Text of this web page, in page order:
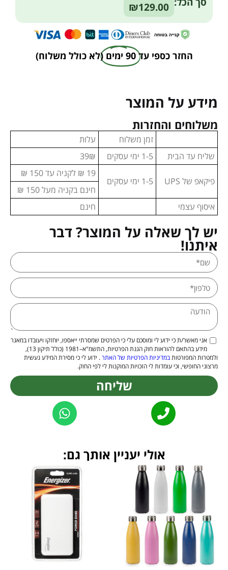
₪129.00
החזר כספי עד 90 ימים (לא כולל משלוח)
מידע על המוצר
משלוחים והחזרות
זמן משלוח
עלות
שליח עד הבית
1-5 ימי עסקים 39₪
פיקאפ של UPS 1-5 ימי עסקים
19 ₪ לקניה עד 150 ₪
חינם בקניה מעל 150 ₪
איסוף עצמי
חינם
יש לך שאלה על המוצר? דבר
איתנו!
אני מאשר/ת כי ידוע לי ומוסכם עלי כי הפרטים שמסרתי ייאספו, יוחזקו ויעובדו במאגר
מידע בהתאם להוראות חוק הגנת הפרטיות, התשמ"א–1981 (כולל תיקון 13),
ולמטרות המפורטותבמדיניות הפרטיות של האתר. ידוע לי כי מסירת המידע נעשית
מרצוני החופשי, וכי עומדות לי הזכויות המוקנות לי לפי החוק.
שליחה
אולי יעניין אותך גם: